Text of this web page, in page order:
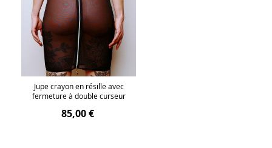
Jupe crayon en résille avec
fermeture à double curseur
85,00 €